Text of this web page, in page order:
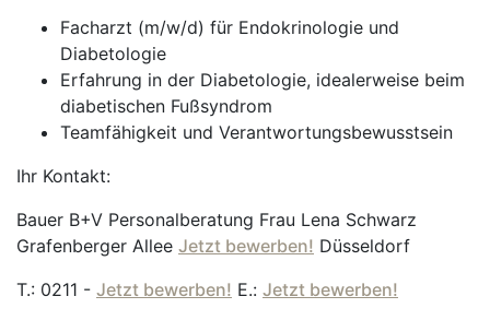
Facharzt (m/w/d) für Endokrinologie und
Diabetologie
Erfahrung in der Diabetologie, idealerweise beim
diabetischen Fußsyndrom
Teamfähigkeit und Verantwortungsbewusstsein
Ihr Kontakt:
Bauer B+V Personalberatung Frau Lena Schwarz
Grafenberger Allee Jetzt bewerben! Düsseldorf
T.: 0211 - Jetzt bewerben! E.: Jetzt bewerben!